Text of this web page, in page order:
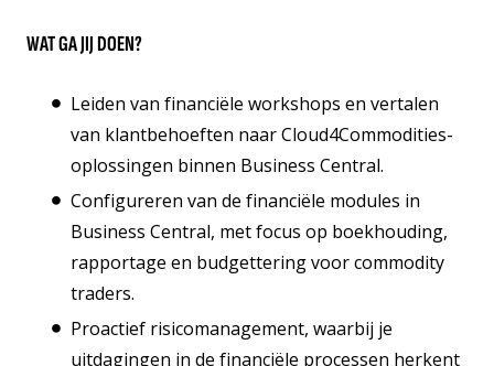
WAT GA JIJ DOEN?
Leiden van financiële workshops en vertalen
van klantbehoeften naar Cloud4Commodities-
oplossingen binnen Business Central.
Configureren van de financiële modules in
Business Central, met focus op boekhouding,
rapportage en budgettering voor commodity
traders.
Proactief risicomanagement, waarbij je
uitdagingen in de financiële processen herkent